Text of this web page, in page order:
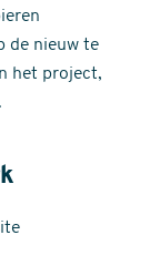
de nieuw te
het project,